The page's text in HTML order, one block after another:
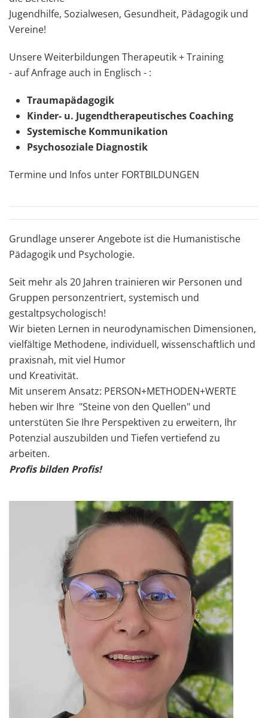
Jugendhilfe, Sozialwesen, Gesundheit, Pädagogik und
Vereine!
Unsere Weiterbildungen Therapeutik + Training
- auf Anfrage auch in Englisch - :
Traumapädagogik
Kinder- u. Jugendtherapeutisches Coaching
Systemische Kommunikation
Psychosoziale Diagnostik
Termine und Infos unter FORTBILDUNGEN
Grundlage unserer Angebote ist die Humanistische
Pädagogik und Psychologie.
Seit mehr als 20 Jahren trainieren wir Personen und
Gruppen personzentriert, systemisch und
gestaltpsychologisch!
Wir bieten Lernen in neurodynamischen Dimensionen,
vielfältige Methodene, individuell, wissenschaftlich und
praxisnah, mit viel Humor
und Kreativität.
Mit unserem Ansatz: PERSON+METHODEN+WERTE
heben wir Ihre "Steine von den Quellen" und
unterstüten Sie Ihre Perspektiven zu erweitern, Ihr
Potenzial auszubilden und Tiefen vertiefend zu
arbeiten.
Profis bilden Profis!